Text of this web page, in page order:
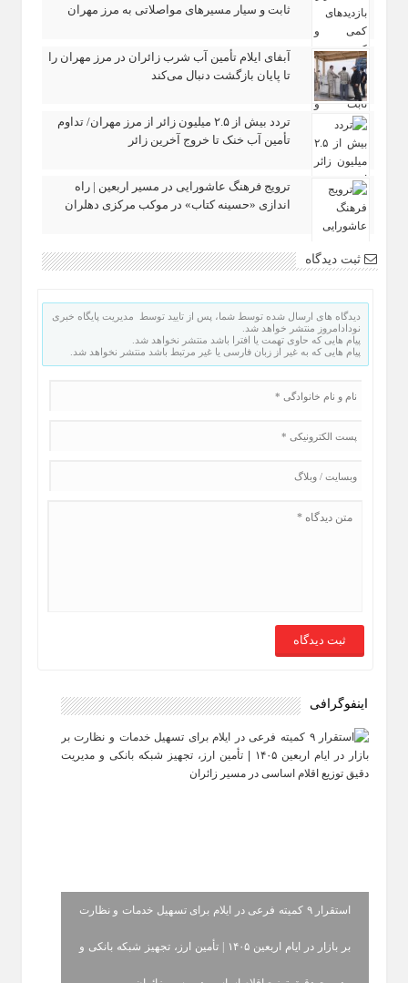
ثابت و سیار مسیرهای مواصلاتی به مرز مهران
آبفای ایلام تأمین آب شرب زائران در مرز مهران را
تا پایان بازگشت دنبال می‌کند
تردد بیش از ۲.۵ میلیون زائر از مرز مهران/ تداوم
تأمین آب خنک تا خروج آخرین زائر
ترویج فرهنگ عاشورایی در مسیر اربعین | راه‌
اندازی «حسینه کتاب» در موکب مرکزی دهلران
ثبت دیدگاه
دیدگاه های ارسال شده توسط شما، پس از تایید توسط مدیریت پایگاه خبری
نودادامروز منتشر خواهد شد.
پیام هایی که حاوی تهمت یا افترا باشد منتشر نخواهد شد.
پیام هایی که به غیر از زبان فارسی یا غیر مرتبط باشد منتشر نخواهد شد.
اینفوگرافی
استقرار ۹ کمیته فرعی در ایلام برای تسهیل خدمات و نظارت
بر بازار در ایام اربعین ۱۴۰۵ | تأمین ارز، تجهیز شبکه بانکی و